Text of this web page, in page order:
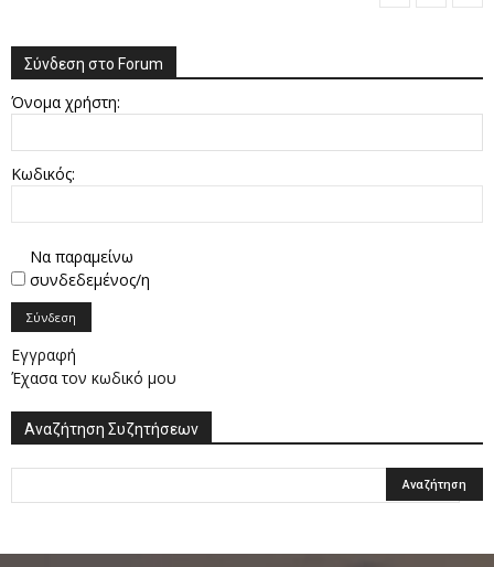
Σύνδεση στο Forum
Όνομα χρήστη:
Κωδικός:
Να παραμείνω
συνδεδεμένος/η
Σύνδεση
Εγγραφή
Έχασα τον κωδικό μου
Αναζήτηση Συζητήσεων